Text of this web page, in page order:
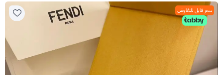
سعر قابل للتفاوض